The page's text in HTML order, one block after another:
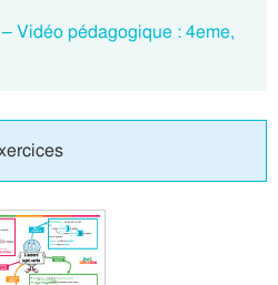
Vidéo pédagogique : 4eme,